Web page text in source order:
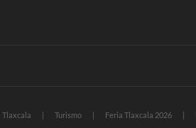
Tlaxcala Turismo Feria Tlaxcala 2026